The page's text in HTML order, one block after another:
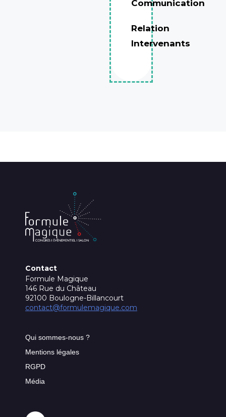
Communication
Relation
Intervenants
Contact
Formule Magique
146 Rue du Château
92100 Boulogne-Billancourt
contact@formulemagique.com
Qui sommes-nous ?
Mentions légales
RGPD
Média